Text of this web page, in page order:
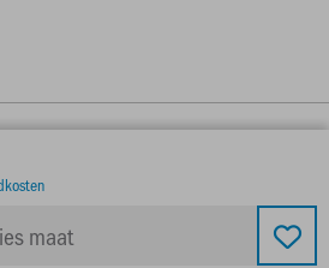
maat